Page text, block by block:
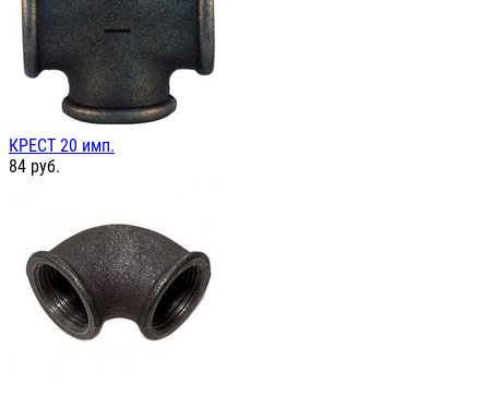
КРЕСТ 20 имп.
84 руб.